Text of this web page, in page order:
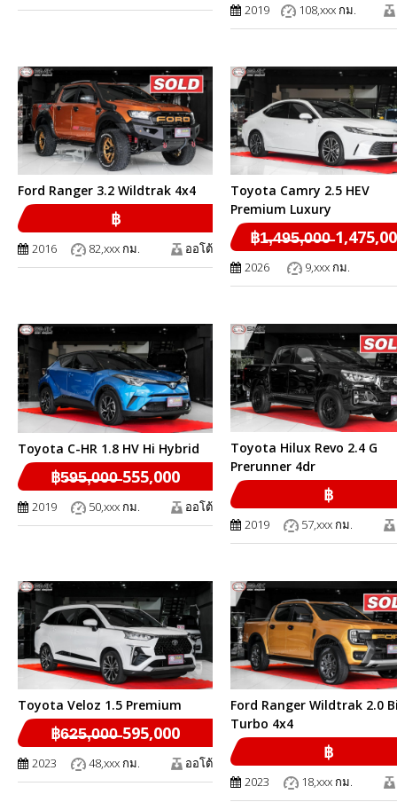
2019 108,xxx กม.
Ford Ranger 3.2 Wildtrak 4x4
฿
2016 82,xxx กม. ออโต้
Toyota Camry 2.5 HEV
Premium Luxury
฿1̶,̶4̶9̶5̶,̶0̶0̶0̶
2026 9,xxx กม.
Toyota C-HR 1.8 HV Hi Hybrid
฿5̶9̶5̶,̶0̶0̶0̶ 555,000
2019 50,xxx กม. ออโต้
Toyota Hilux Revo 2.4 G
Prerunner 4dr
฿
2019 57,xxx กม.
Toyota Veloz 1.5 Premium
฿6̶2̶5̶,̶0̶0̶0̶ 595,000
2023 48,xxx กม. ออโต้
Ford Ranger Wildtrak 2.0
Turbo 4x4
฿
2023 18,xxx กม.